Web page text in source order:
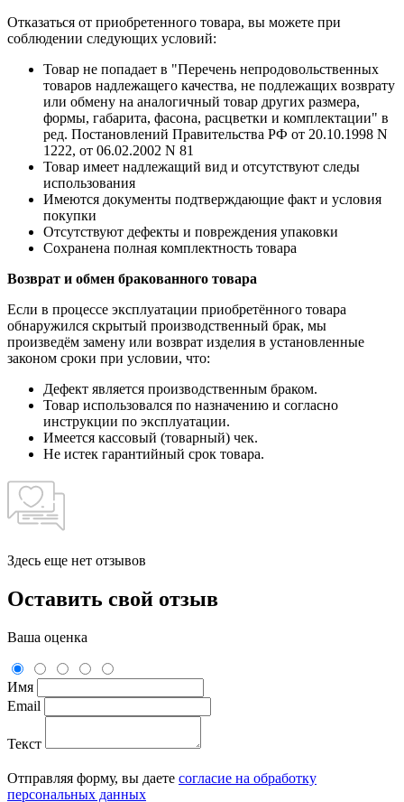
Отказаться от приобретенного товара, вы можете при
соблюдении следующих условий:
Товар не попадает в "Перечень непродовольственных
товаров надлежащего качества, не подлежащих возврату
или обмену на аналогичный товар других размера,
формы, габарита, фасона, расцветки и комплектации" в
ред. Постановлений Правительства РФ от 20.10.1998 N
1222, от 06.02.2002 N 81
Товар имеет надлежащий вид и отсутствуют следы
использования
Имеются документы подтверждающие факт и условия
покупки
Отсутствуют дефекты и повреждения упаковки
Сохранена полная комплектность товара
Возврат и обмен бракованного товара
Если в процессе эксплуатации приобретённого товара
обнаружился скрытый производственный брак, мы
произведём замену или возврат изделия в установленные
законом сроки при условии, что:
Дефект является производственным браком.
Товар использовался по назначению и согласно
инструкции по эксплуатации.
Имеется кассовый (товарный) чек.
Не истек гарантийный срок товара.
Здесь еще нет отзывов
Оставить свой отзыв
Ваша оценка
Имя
Email
Текст
Отправляя форму, вы даете согласие на обработку
персональных данных